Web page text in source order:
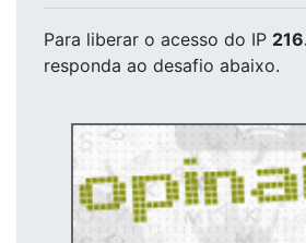
Para liberar o acesso do IP
responda ao desafio abaixo.